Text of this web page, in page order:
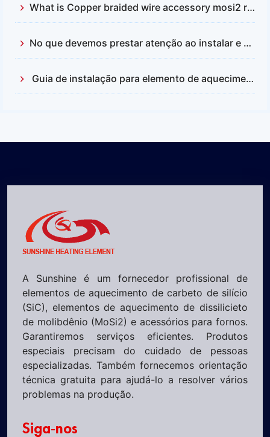
What is Copper braided wire accessory mosi2 resistance
No que devemos prestar atenção ao instalar e substituir as hastes de carbeto de silício?
Guia de instalação para elemento de aquecimento de dissilicieto de molibdênio (MoSi2)
A Sunshine é um fornecedor profissional de
elementos de aquecimento de carbeto de silício
(SiC), elementos de aquecimento de dissilicieto
de molibdênio (MoSi2) e acessórios para fornos.
Garantiremos serviços eficientes. Produtos
especiais precisam do cuidado de pessoas
especializadas. Também fornecemos orientação
técnica gratuita para ajudá-lo a resolver vários
problemas na produção.
Siga-nos